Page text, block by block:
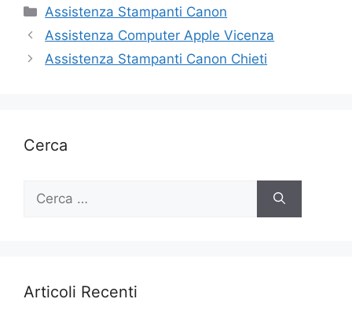
Categorie
Assistenza Stampanti Canon
Assistenza Computer Apple Vicenza
Assistenza Stampanti Canon Chieti
Cerca
Ricerca
Articoli Recenti